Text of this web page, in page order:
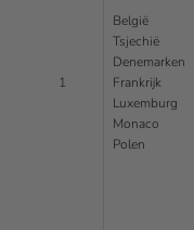
1
België
Tsjechië
Denemarken
Frankrijk
Luxemburg
Monaco
Polen